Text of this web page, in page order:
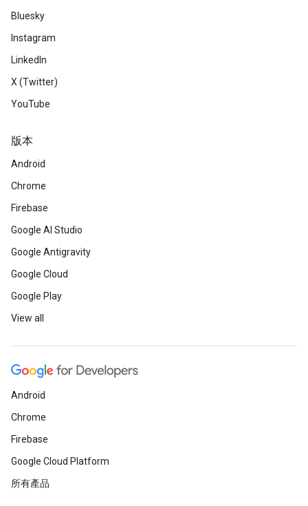
Bluesky
Instagram
LinkedIn
X (Twitter)
YouTube
版本
Android
Chrome
Firebase
Google AI Studio
Google Antigravity
Google Cloud
Google Play
View all
Android
Chrome
Firebase
Google Cloud Platform
所有產品